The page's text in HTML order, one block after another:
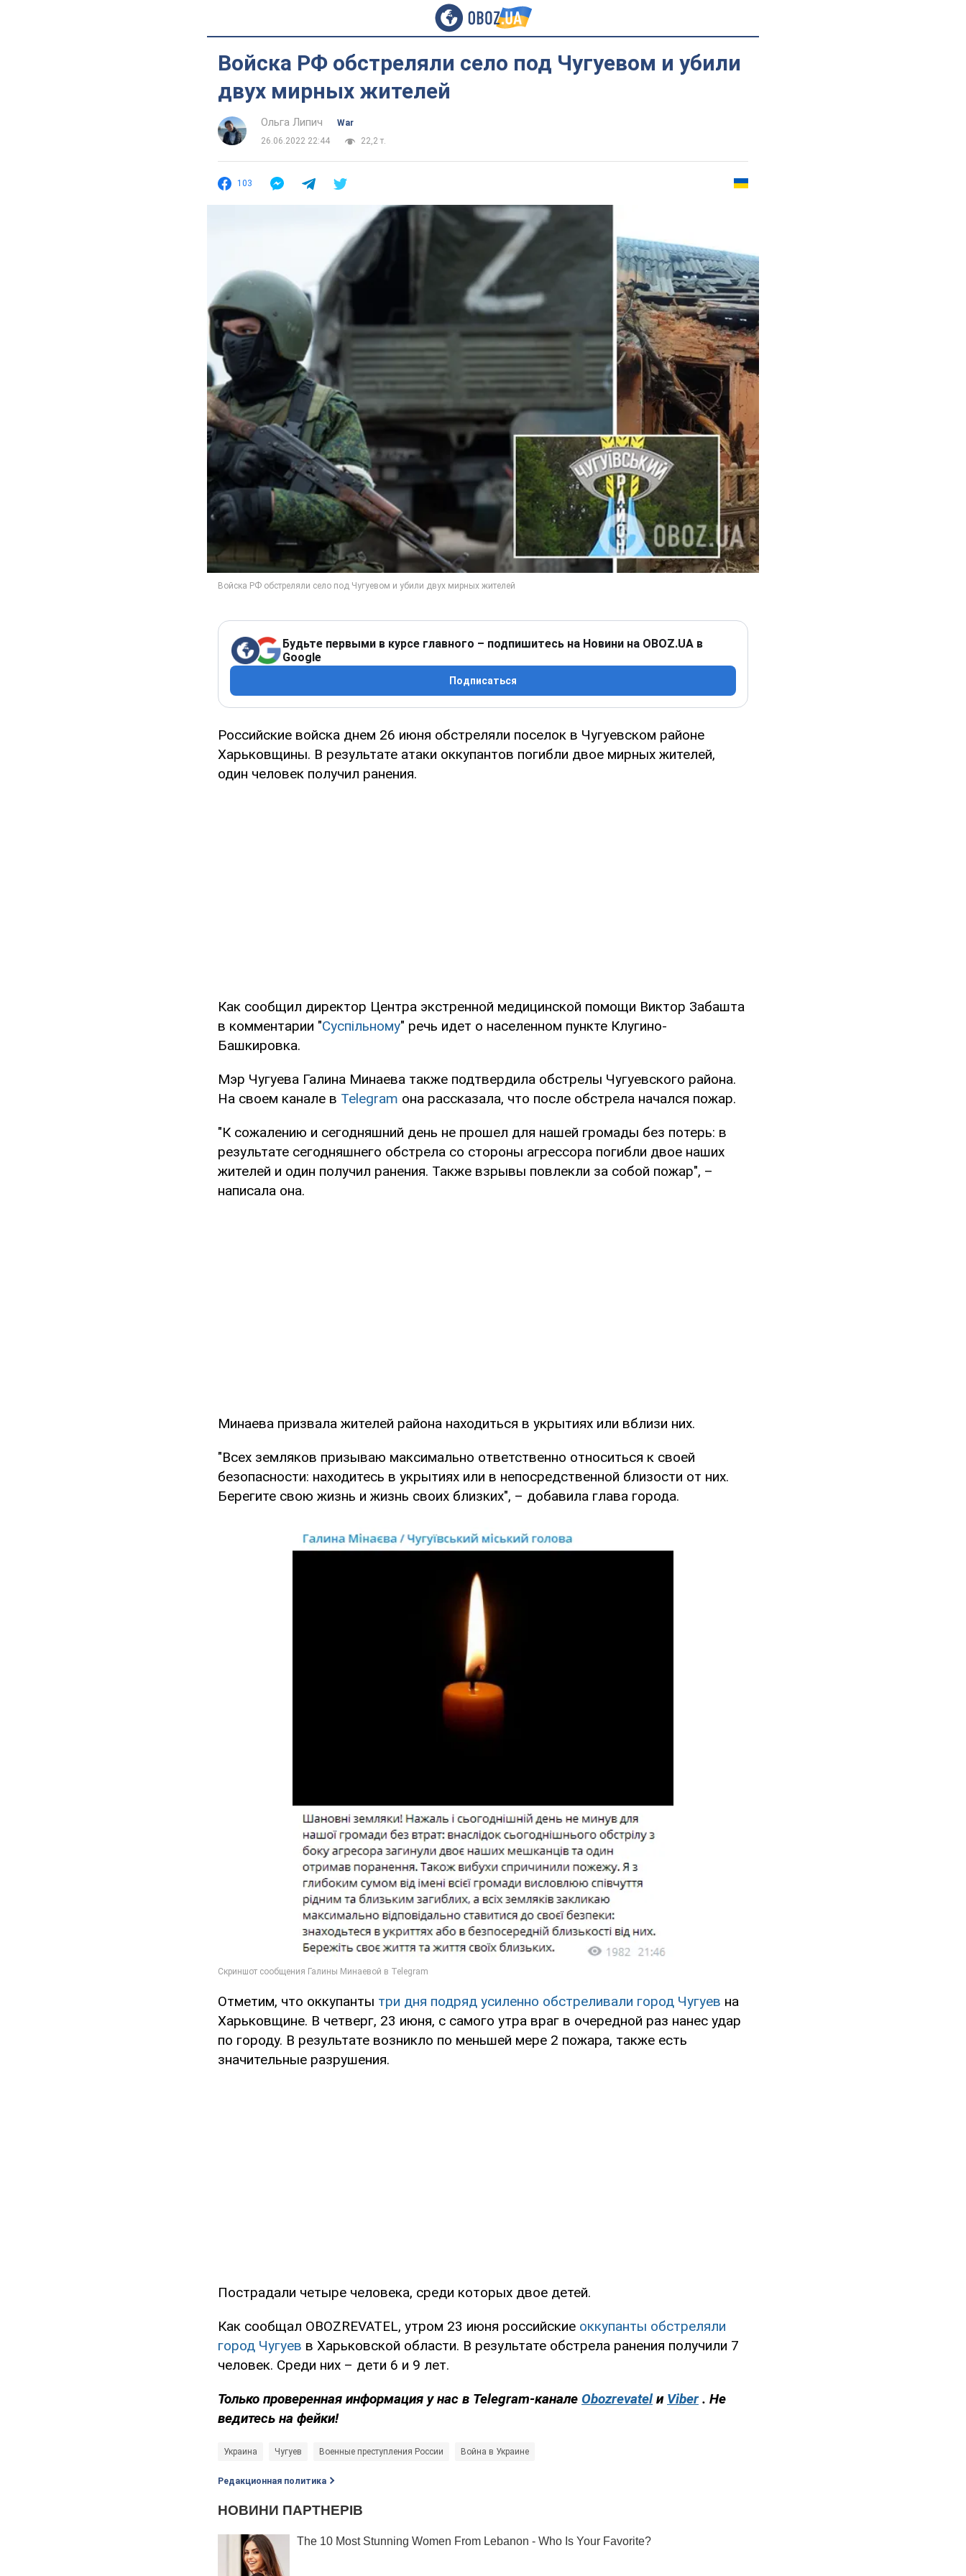
Войска РФ обстреляли село под Чугуевом и убили
двух мирных жителей
Ольга Липич
War
26.06.2022 22:44
22,2 т.
103
Будьте первыми в курсе главного – подпишитесь на Новини на OBOZ.UA в
Google
Подписаться
Российские войска днем 26 июня обстреляли поселок в Чугуевском районе
Харьковщины. В результате атаки оккупантов погибли двое мирных жителей,
один человек получил ранения.
Как сообщил директор Центра экстренной медицинской помощи Виктор Забашта
в комментарии "Суспільному" речь идет о населенном пункте Клугино-
Башкировка.
Мэр Чугуева Галина Минаева также подтвердила обстрелы Чугуевского района.
На своем канале в Telegram она рассказала, что после обстрела начался пожар.
"К сожалению и сегодняшний день не прошел для нашей громады без потерь: в
результате сегодняшнего обстрела со стороны агрессора погибли двое наших
жителей и один получил ранения. Также взрывы повлекли за собой пожар", –
написала она.
Минаева призвала жителей района находиться в укрытиях или вблизи них.
"Всех земляков призываю максимально ответственно относиться к своей
безопасности: находитесь в укрытиях или в непосредственной близости от них.
Берегите свою жизнь и жизнь своих близких", – добавила глава города.
Отметим, что оккупанты три дня подряд усиленно обстреливали город Чугуев на
Харьковщине. В четверг, 23 июня, с самого утра враг в очередной раз нанес удар
по городу. В результате возникло по меньшей мере 2 пожара, также есть
значительные разрушения.
Пострадали четыре человека, среди которых двое детей.
Как сообщал OBOZREVATEL, утром 23 июня российские оккупанты обстреляли
город Чугуев в Харьковской области. В результате обстрела ранения получили 7
человек. Среди них – дети 6 и 9 лет.
Только проверенная информация у нас в Telegram-канале Obozrevatel и Viber . Не
ведитесь на фейки!
Украина Чугуев Военные преступления России Война в Украине
Редакционная политика